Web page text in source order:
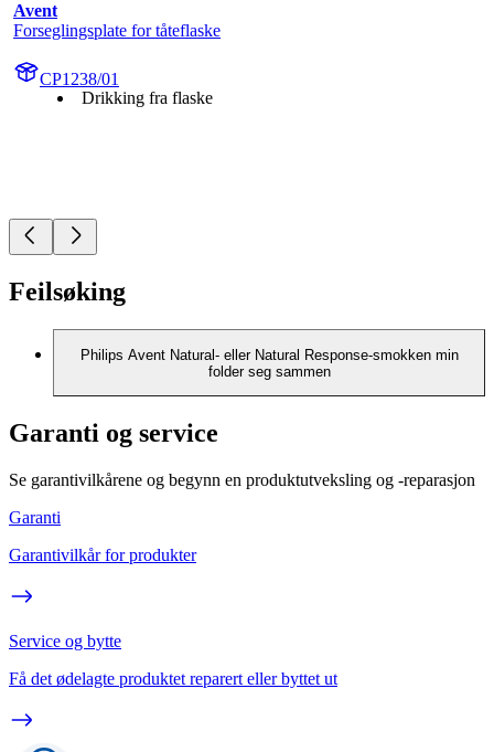
Avent
Forseglingsplate for tåteflaske
CP1238/01
Drikking fra flaske
Feilsøking
Philips Avent Natural- eller Natural Response-smokken min
folder seg sammen
Garanti og service
Se garantivilkårene og begynn en produktutveksling og -reparasjon
Garanti
Garantivilkår for produkter
Service og bytte
Få det ødelagte produktet reparert eller byttet ut